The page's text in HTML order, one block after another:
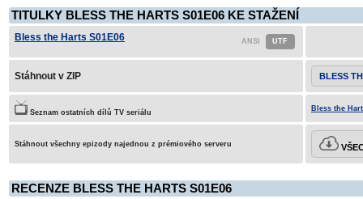
TITULKY BLESS THE HARTS S01E06 KE STAŽENÍ
Bless the Harts S01E06
Stáhnout v ZIP BLESS
Seznam ostatních dílů TV seriálu Bless the
Stáhnout všechny epizody najednou z prémiového serveru
RECENZE BLESS THE HARTS S01E06